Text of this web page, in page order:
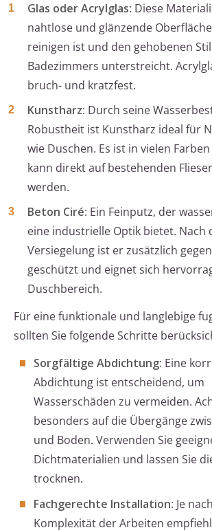
Glas oder Acrylglas: Diese
nahtlose und glänzende
reinigen ist und den gehobenen
Badezimmers unterstreicht.
bruch- und kratzfest.
Kunstharz: Durch seine
Robustheit ist Kunstharz ideal für
wie Duschen. Es ist in vielen
kann direkt auf bestehenden
werden.
Beton Ciré: Ein Feinputz, der
eine industrielle Optik bietet. Nach
Versiegelung ist er zusätzlich
geschützt und eignet sich
Duschbereich.
Für eine funktionale und langlebige
sollten Sie folgende Schritte
Sorgfältige Abdichtung: Eine
Abdichtung ist entscheidend, um
Wasserschäden zu vermeiden.
besonders auf die Übergänge
und Boden. Verwenden Sie
Dichtmaterialien und lassen Sie
trocknen.
Fachgerechte Installation: Je
Komplexität der Arbeiten